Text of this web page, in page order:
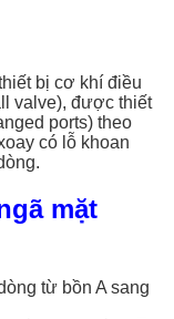
bị cơ khí điều
valve), được thiết
ports) theo
có lỗ khoan
mặt
từ bồn A sang